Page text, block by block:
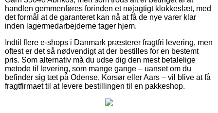
handlen gemmenføres forinden et nøjagtigt klokkeslæt, med
det formål at de garanteret kan nå at få de nye varer klar
inden lagermedarbejderne tager hjem.
Indtil flere e-shops i Danmark præsterer fragtfri levering, men
oftest er det så nødvendigt at der bestilles for en bestemt
pris. Som alternativ må du udse dig den mest betalelige
metode til levering, som mange gange – uanset om du
befinder sig tæt på Odense, Korsør eller Aars – vil blive at få
fragtfirmaet til at levere bestillingen til en pakkeshop.